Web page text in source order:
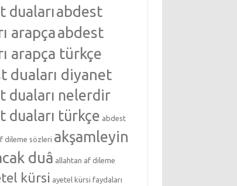
dualarıabdest
arapçaabdest
arapça türkçe
duaları diyanet
duaları nelerdir
duaları türkçe abdest
dileme sözleri akşamleyin
duâ allahtan af dileme
kürsi ayetel kürsi faydaları